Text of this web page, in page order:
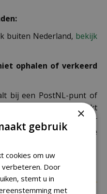
buiten Nederland, bekijk
ophalen of verkeerd
bij een PostNL-punt of
zijn wij genoodzaakt
brengen. Controleer
voordat je je
×
gebruik
cookies om uw
Door
stemt u in
met